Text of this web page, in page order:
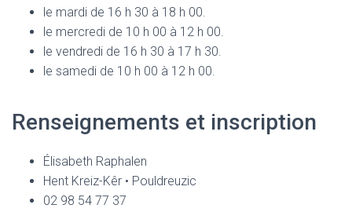
le mardi de 16 h 30 à 18 h 00.
le mercredi de 10 h 00 à 12 h 00.
le vendredi de 16 h 30 à 17 h 30.
le samedi de 10 h 00 à 12 h 00.
Renseignements et inscription
Élisabeth Raphalen
Hent Kreiz-Kêr • Pouldreuzic
02 98 54 77 37